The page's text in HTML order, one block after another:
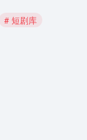
# 短剧库